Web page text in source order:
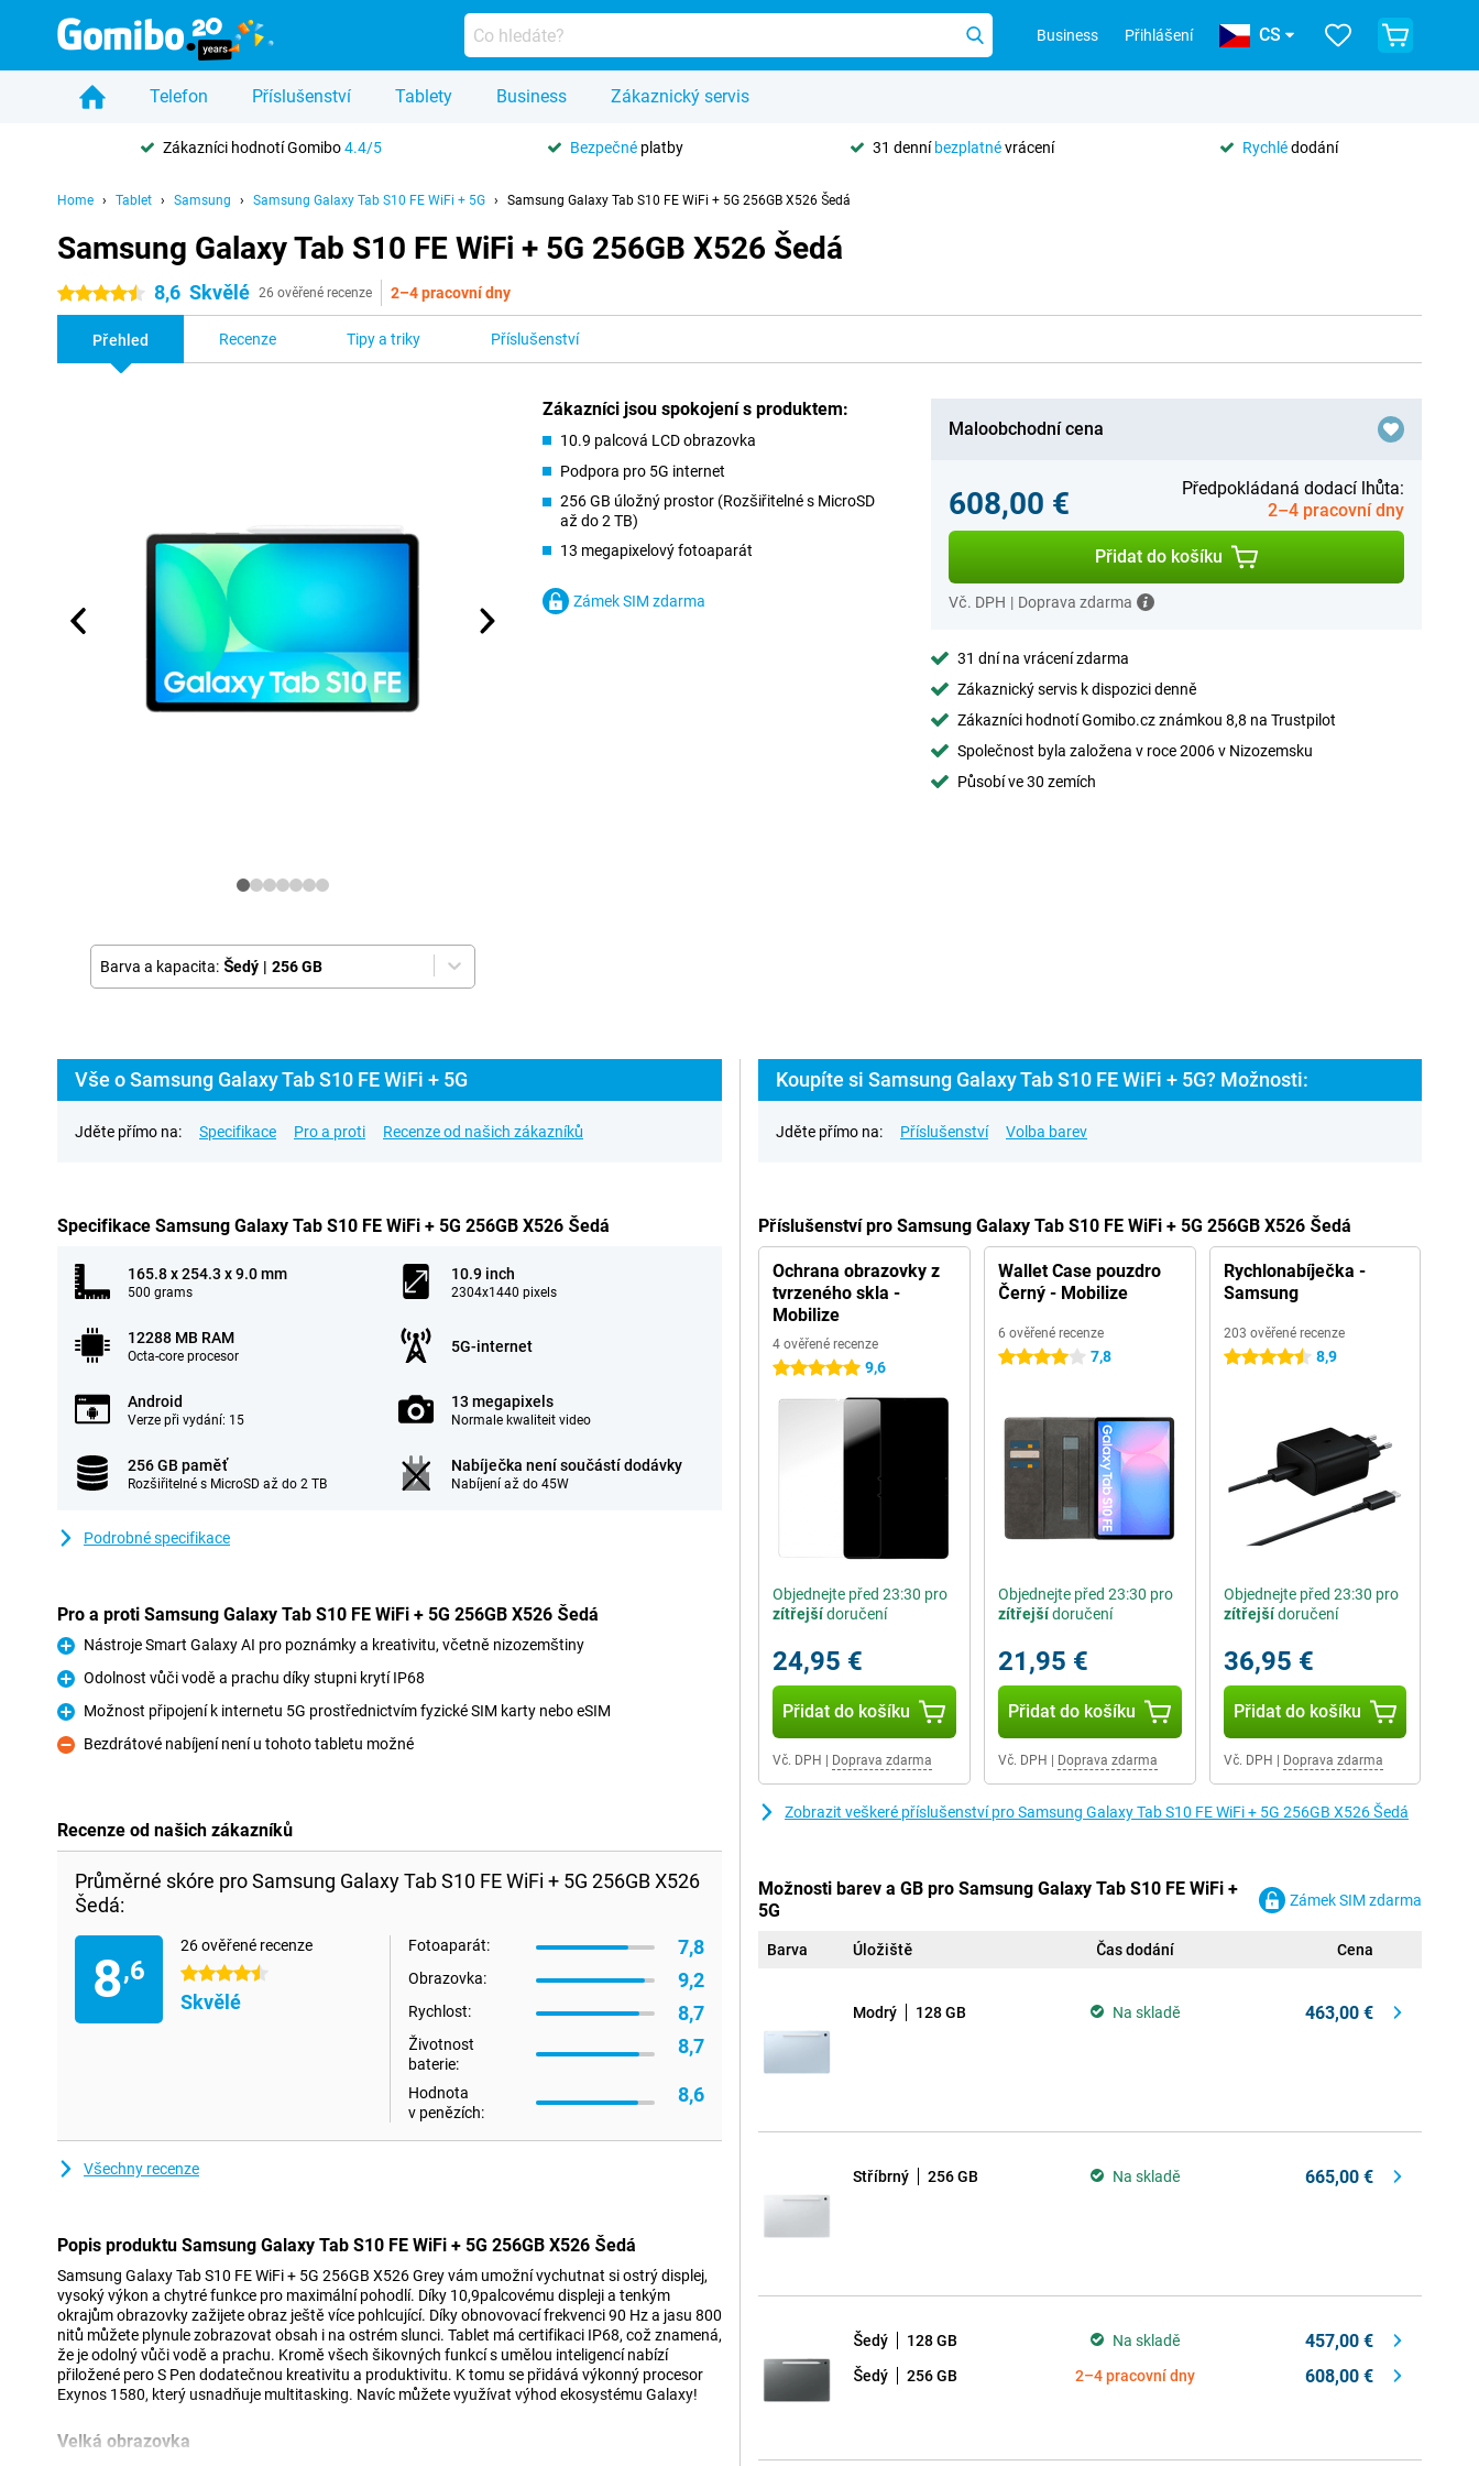
Business Přihlášení CS
Telefon Příslušenství Tablety Business Zákaznický servis
Zákazníci hodnotí Gomibo4.4/5 Bezpečné platby 31 denníbezplatnévrácení Rychlédodání
Home Tablet Samsung Samsung Galaxy Tab S10 FE WiFi + 5G Samsung Galaxy Tab S10 FE WiFi + 5G 256GB X526 Šedá
Samsung Galaxy Tab S10 FE WiFi + 5G 256GB X526 Šedá
4.5 hvězdičky 8,6 Skvělé 26 ověřené recenze 2–4 pracovní dny
Přehled Recenze Tipy a triky Příslušenství
Barva a kapacita: Šedý | 256 GB
Zákazníci jsou spokojení s produktem:
10.9 palcová LCD obrazovka
Podpora pro 5G internet
256 GB úložný prostor (Rozšiřitelné s MicroSD
až do 2 TB)
13 megapixelový fotoaparát
Zámek SIM zdarma
Maloobchodní cena
608,00 €
Předpokládaná dodací lhůta:
2–4 pracovní dny
Přidat do košíku
Vč. DPH | Doprava zdarma
31 dní na vrácení zdarma
Zákaznický servis k dispozici denně
Zákazníci hodnotí Gomibo.cz známkou 8,8 na Trustpilot
Společnost byla založena v roce 2006 v Nizozemsku
Působí ve 30 zemích
Vše o Samsung Galaxy Tab S10 FE WiFi + 5G
Jděte přímo na: Specifikace Pro a proti Recenze od našich zákazníků
Specifikace Samsung Galaxy Tab S10 FE WiFi + 5G 256GB X526 Šedá
165.8 x 254.3 x 9.0 mm
500 grams
10.9 inch
2304x1440 pixels
12288 MB RAM
Octa-core procesor
5G-internet
Android
Verze při vydání: 15
13 megapixels
Normale kwaliteit video
256 GB paměť
Rozšiřitelné s MicroSD až do 2 TB
Nabíječka není součástí dodávky
Nabíjení až do 45W
Podrobné specifikace
Pro a proti Samsung Galaxy Tab S10 FE WiFi + 5G 256GB X526 Šedá
Pro
Nástroje Smart Galaxy AI pro poznámky a kreativitu, včetně nizozemštiny
Pro
Odolnost vůči vodě a prachu díky stupni krytí IP68
Pro
Možnost připojení k internetu 5G prostřednictvím fyzické SIM karty nebo eSIM
Proti
Bezdrátové nabíjení není u tohoto tabletu možné
Recenze od našich zákazníků
Průměrné skóre pro Samsung Galaxy Tab S10 FE WiFi + 5G 256GB X526
Šedá:
8,6
26 ověřené recenze
4.5 hvězdičky
Skvělé
Fotoaparát: 7,8
Obrazovka: 9,2
Rychlost: 8,7
Životnost
baterie:
8,7
Hodnota
v penězích:
8,6
Všechny recenze
Popis produktu Samsung Galaxy Tab S10 FE WiFi + 5G 256GB X526 Šedá
Samsung Galaxy Tab S10 FE WiFi + 5G 256GB X526 Grey vám umožní vychutnat si ostrý displej,
vysoký výkon a chytré funkce pro maximální pohodlí. Díky 10,9palcovému displeji a tenkým
okrajům obrazovky zažijete obraz ještě více pohlcující. Díky obnovovací frekvenci 90 Hz a jasu 800
nitů můžete plynule zobrazovat obsah i na ostrém slunci. Tablet má certifikaci IP68, což znamená,
že je odolný vůči vodě a prachu. Kromě všech šikovných funkcí s umělou inteligencí nabízí
přiložené pero S Pen dodatečnou kreativitu a produktivitu. K tomu se přidává výkonný procesor
Exynos 1580, který usnadňuje multitasking. Navíc můžete využívat výhod ekosystému Galaxy!
Velká obrazovka
Koupíte si Samsung Galaxy Tab S10 FE WiFi + 5G? Možnosti:
Jděte přímo na: Příslušenství Volba barev
Příslušenství pro Samsung Galaxy Tab S10 FE WiFi + 5G 256GB X526 Šedá
Ochrana obrazovky z
tvrzeného skla -
Mobilize
4 ověřené recenze
5 hvězdičky 9,6
Objednejte před 23:30 pro
zítřejšídoručení
24,95 €
Přidat do košíku
Vč. DPH Doprava zdarma
Wallet Case pouzdro
Černý - Mobilize
6 ověřené recenze
4 hvězdičky 7,8
Objednejte před 23:30 pro
zítřejšídoručení
21,95 €
Přidat do košíku
Vč. DPH Doprava zdarma
Rychlonabíječka -
Samsung
203 ověřené recenze
4.5 hvězdičky8,9
Objednejte před 23:30 pro
zítřejšídoručení
36,95 €
Přidat do košíku
Vč. DPH Doprava zdarma
Zobrazit veškeré příslušenství pro Samsung Galaxy Tab S10 FE WiFi + 5G 256GB X526 Šedá
Možnosti barev a GB pro Samsung Galaxy Tab S10 FE WiFi +
5G
Zámek SIM zdarma
Barva Úložiště Čas dodání Cena
Modrý 128 GB Na skladě 463,00 €
Stříbrný 256 GB Na skladě 665,00 €
Šedý 128 GB Na skladě 457,00 €
Šedý 256 GB 2–4 pracovní dny 608,00 €